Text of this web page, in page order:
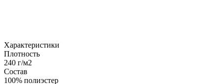
Характеристики
Плотность
240 г/м2
Состав
100% полиэстер